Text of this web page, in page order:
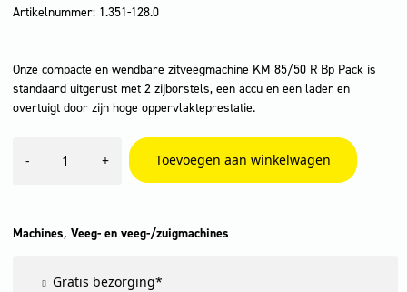
Artikelnummer: 1.351-128.0
Onze compacte en wendbare zitveegmachine KM 85/50 R Bp Pack is
standaard uitgerust met 2 zijborstels, een accu en een lader en
overtuigt door zijn hoge oppervlakteprestatie.
-
85/50
2SB
+ Toevoegen aan winkelwagen
Machines, Veeg- en veeg-/zuigmachines
Gratis bezorging*